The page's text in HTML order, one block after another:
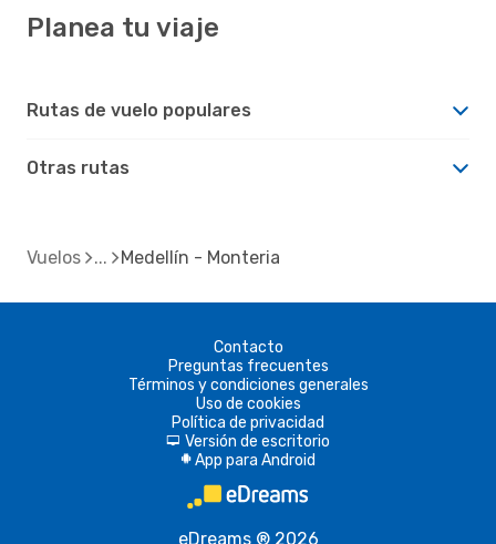
Planea tu viaje
Rutas de vuelo populares
Otras rutas
Vuelos Medellín - Monteria
Contacto
Preguntas frecuentes
Términos y condiciones generales
Uso de cookies
Política de privacidad
d Versión de escritorio
A App para Android
eDreams ® 2026